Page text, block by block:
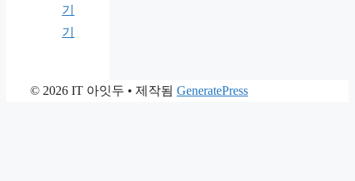
기
기
© 2026 IT 아잇두 • 제작됨 GeneratePress